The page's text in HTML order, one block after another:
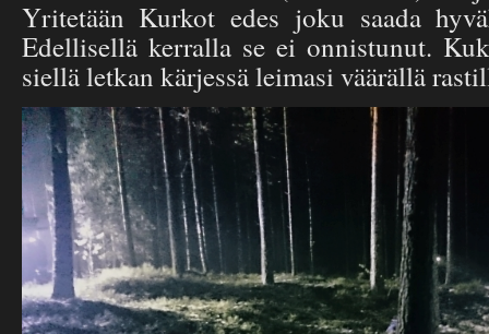
Yritetään Kurkot edes joku saada
Edellisellä kerralla se ei onnistunut.
siellä letkan kärjessä leimasi väärällä